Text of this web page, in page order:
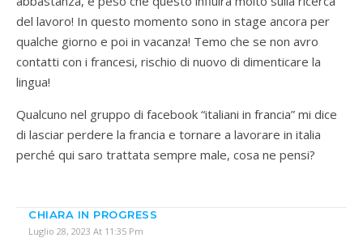
del lavoro! In questo momento sono in stage ancora per
qualche giorno e poi in vacanza! Temo che se non avro
contatti con i francesi, rischio di nuovo di dimenticare la
lingua!
Qualcuno nel gruppo di facebook “italiani in francia” mi dice
di lasciar perdere la francia e tornare a lavorare in italia
perché qui saro trattata sempre male, cosa ne pensi?
CHIARA IN PROGRESS
Luglio 28, 2023 At 11:35 Pm